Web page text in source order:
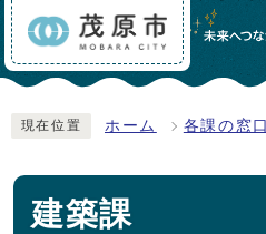
現在位置 ホーム 各課の窓口
建築課